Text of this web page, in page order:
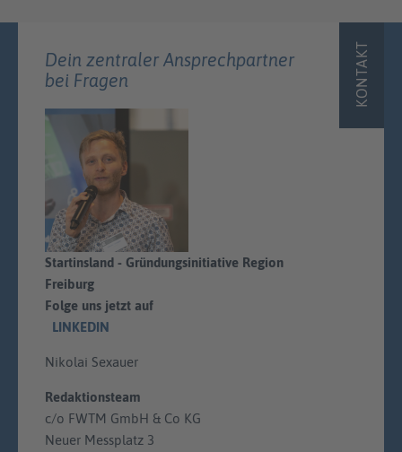
KONTAKT
Dein zentraler Ansprechpartner
bei Fragen
Startinsland - Gründungsinitiative Region
Freiburg
Folge uns jetzt auf
LINKEDIN
Nikolai Sexauer
Redaktionsteam
c/o FWTM GmbH & Co KG
Neuer Messplatz 3